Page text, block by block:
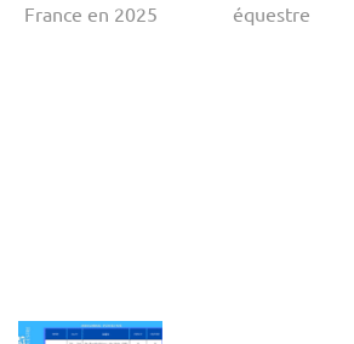
France en 2025
équestre